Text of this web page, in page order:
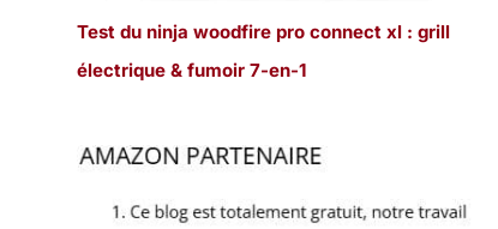
Test du ninja woodfire pro connect xl : grill
électrique & fumoir 7-en-1